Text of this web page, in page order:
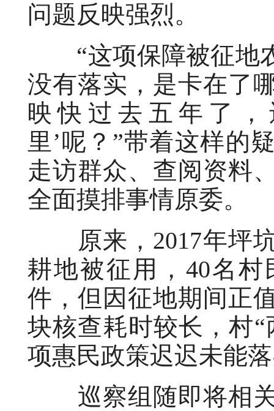
问题反映强烈。
“这项保障被征地
没有落实，是卡在了
映快过去五年了
里’呢？”带着这样的
走访群众、查阅资料
全面摸排事情原委。
原来，2017年坪坑
耕地被征用，40名
件，但因征地期间正
块核查耗时较长，村
项惠民政策迟迟未能
巡察组随即将相关